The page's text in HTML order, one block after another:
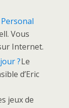
Vous
Internet.
?Le
d’Eric
jeux de